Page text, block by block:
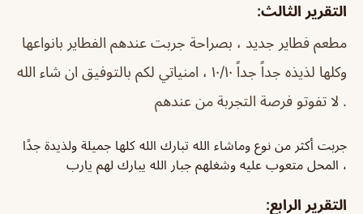
التقرير الثالث:
مطعم فطاير جديد ، بصراحة جربت عندهم الفطاير بانواعها
وكلها لذيذه جداً جداً ١٠/١٠ ، امنياتي لكم بالتوفيق ان شاء الله
. لا تفوتو فرصة التجربة من عندهم
جربت أكثر من نوع وماشاء الله تبارك الله كلها جميلة ولذيدة جدًا
، المحل متعوب عليه وشغلهم جبار الله يبارك لهم يارب
التقرير الرابع: